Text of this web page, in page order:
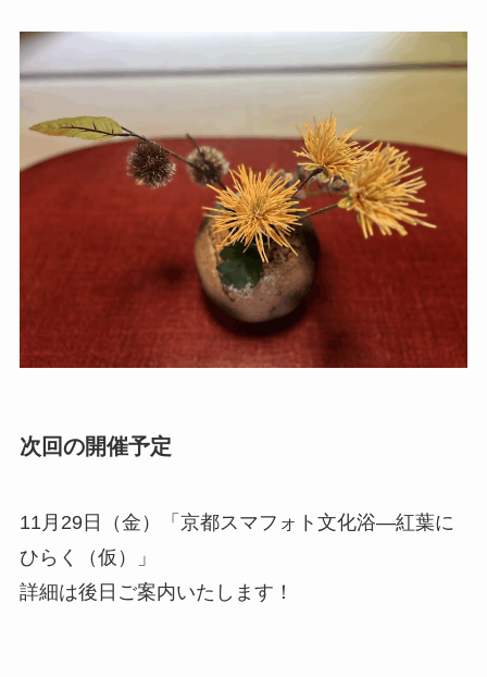
次回の開催予定
11月29日（金）「京都スマフォト文化浴―紅葉に
ひらく（仮）」
詳細は後日ご案内いたします！